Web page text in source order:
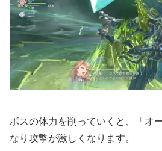
ボスの体力を削っていくと、「オ
なり攻撃が激しくなります。